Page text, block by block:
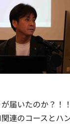
届いたのか？！
連のコースとハ